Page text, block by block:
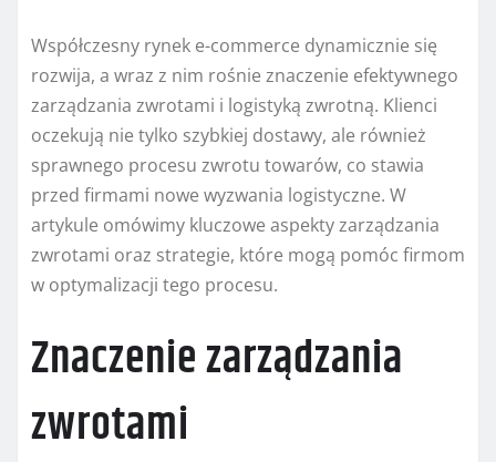
Współczesny rynek e-commerce dynamicznie się
rozwija, a wraz z nim rośnie znaczenie efektywnego
zarządzania zwrotami i logistyką zwrotną. Klienci
oczekują nie tylko szybkiej dostawy, ale również
sprawnego procesu zwrotu towarów, co stawia
przed firmami nowe wyzwania logistyczne. W
artykule omówimy kluczowe aspekty zarządzania
zwrotami oraz strategie, które mogą pomóc firmom
w optymalizacji tego procesu.
Znaczenie zarządzania
zwrotami